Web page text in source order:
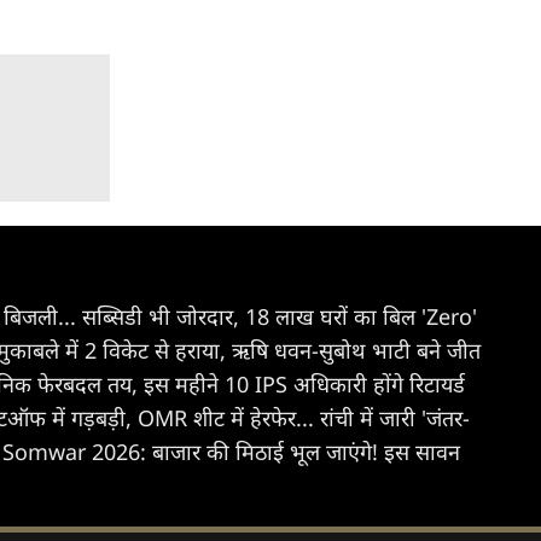
सब्सिडी भी जोरदार, 18 लाख घरों का बिल 'Zero'
में 2 विकेट से हराया, ऋषि धवन-सुबोथ भाटी बने जीत
फेरबदल तय, इस महीने 10 IPS अधिकारी होंगे रिटायर्ड
में गड़बड़ी, OMR शीट में हेरफेर... रांची में जारी 'जंतर-
2026: बाजार की मिठाई भूल जाएंगे! इस सावन